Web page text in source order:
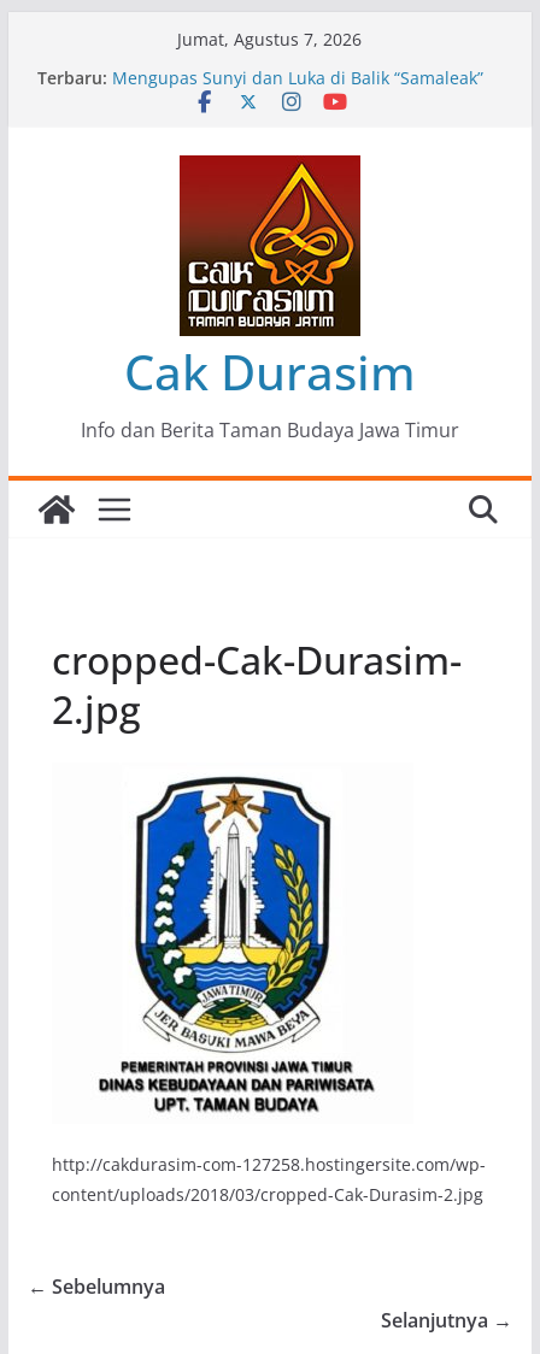
Jumat, Agustus 7, 2026
Terbaru: Pameran Lukisan Komunitas Patria Seni Rupa
Kota Blitar : Ketika “Bergerak” Menjadi Mantra
Mengupas Sunyi dan Luka di Balik “Samaleak”
Menjaga Marwah Seni dan Budaya: Catatan
Kunjungan Kerja Ir. Bambang Haryo Soekartono
(BHS) Anggota DPR RI ke Taman Budaya Jawa
Pameran Tunggal 35 Karya Agus Koecink
“Tumbang Tambang”, Ungkapan Kritis Tentang
Derita Pekerja Pertambangan
Cak Durasim
Info dan Berita Taman Budaya Jawa Timur
cropped-Cak-Durasim-
2.jpg
http://cakdurasim-com-127258.hostingersite.com/wp-
content/uploads/2018/03/cropped-Cak-Durasim-2.jpg
← Sebelumnya
Selanjutnya →